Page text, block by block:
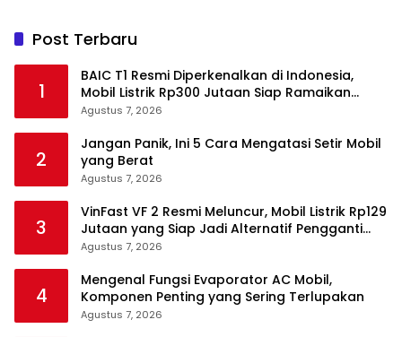
Post Terbaru
1
BAIC T1 Resmi Diperkenalkan di Indonesia,
Mobil Listrik Rp300 Jutaan Siap Ramaikan
Pasar EV
Agustus 7, 2026
2
Jangan Panik, Ini 5 Cara Mengatasi Setir Mobil
yang Berat
Agustus 7, 2026
3
VinFast VF 2 Resmi Meluncur, Mobil Listrik Rp129
Jutaan yang Siap Jadi Alternatif Pengganti
Motor
Agustus 7, 2026
4
Mengenal Fungsi Evaporator AC Mobil,
Komponen Penting yang Sering Terlupakan
Agustus 7, 2026